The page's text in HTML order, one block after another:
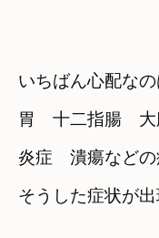
いちばん心配なの
胃　十二指腸　
炎症　潰瘍など
そうした症状が